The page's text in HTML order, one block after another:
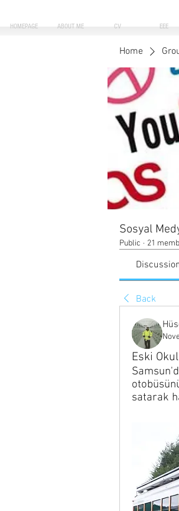
HOMEPAGE ABOUT ME CV EEE
Home
Sosyal
Public · 21
Back
Eski
satarak